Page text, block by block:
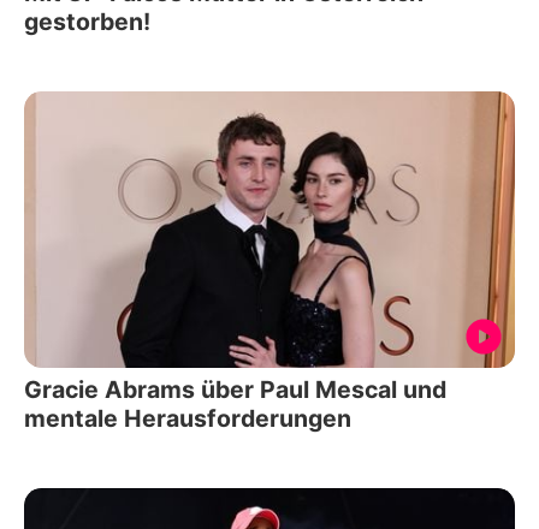
gestorben!
Gracie Abrams über Paul Mescal und
mentale Herausforderungen